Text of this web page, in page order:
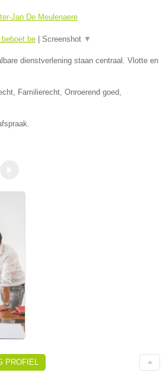
Jan De Meulenaere
Screenshot ▼
dienstverlening staan centraal. Vlotte en
Familierecht, Onroerend goed,
PROFIEL